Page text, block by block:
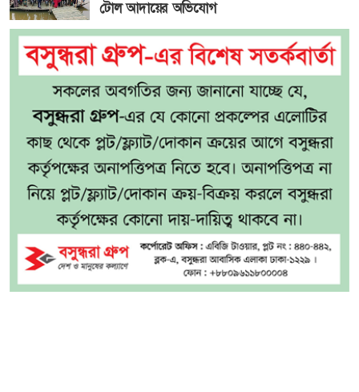
টোল আদায়ের অভিযোগ